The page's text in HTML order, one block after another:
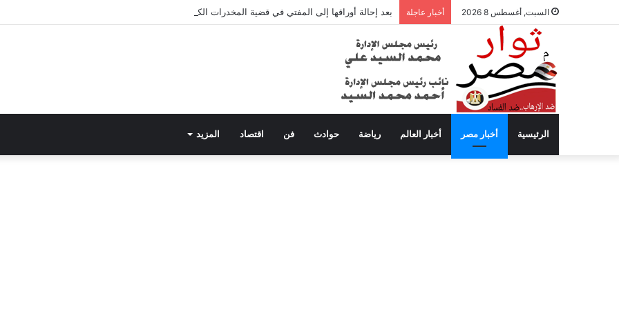
السبت, أغسطس 8 2026 أخبار عاجلة بعد إحالة أوراقها إلى المفتي في قضية المخدرات الكبرى.. من هي سارة خليفة؟
الرئيسية أخبار مصر أخبار العالم رياضة حوادث فن اقتصاد المزيد